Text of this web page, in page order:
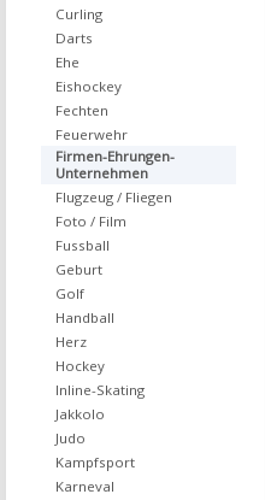
Curling
Darts
Ehe
Eishockey
Fechten
Feuerwehr
Firmen-Ehrungen-
Unternehmen
Flugzeug / Fliegen
Foto / Film
Fussball
Geburt
Golf
Handball
Herz
Hockey
Inline-Skating
Jakkolo
Judo
Kampfsport
Karneval